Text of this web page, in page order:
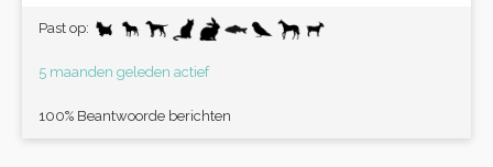
Past op:
5 maanden geleden actief
100% Beantwoorde berichten